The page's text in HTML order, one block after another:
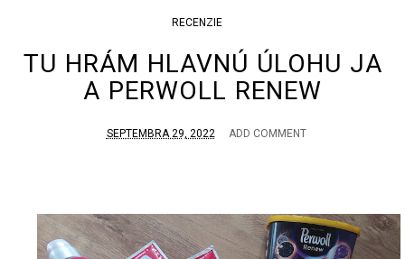
RECENZIE
TU HRÁM HLAVNÚ ÚLOHU JA
A PERWOLL RENEW
SEPTEMBRA 29, 2022 ADD COMMENT